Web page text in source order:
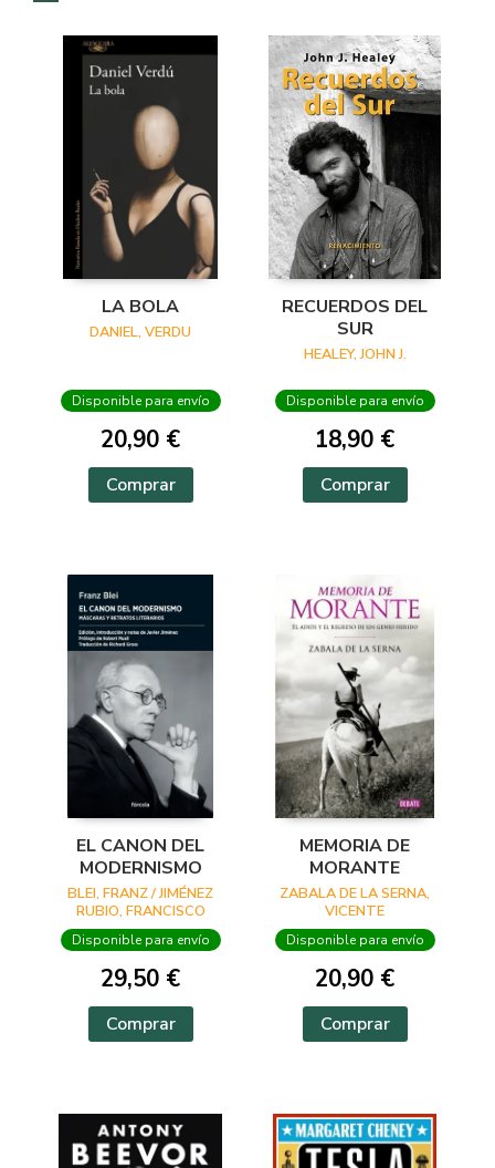
LA BOLA
DANIEL, VERDU
Disponible para envío
20,90 €
Comprar
RECUERDOS DEL
SUR
HEALEY, JOHN J.
Disponible para envío
18,90 €
Comprar
EL CANON DEL
MODERNISMO
BLEI, FRANZ / JIMÉNEZ
RUBIO, FRANCISCO
JAVIER
Disponible para envío
29,50 €
Comprar
MEMORIA DE
MORANTE
ZABALA DE LA SERNA,
VICENTE
Disponible para envío
20,90 €
Comprar